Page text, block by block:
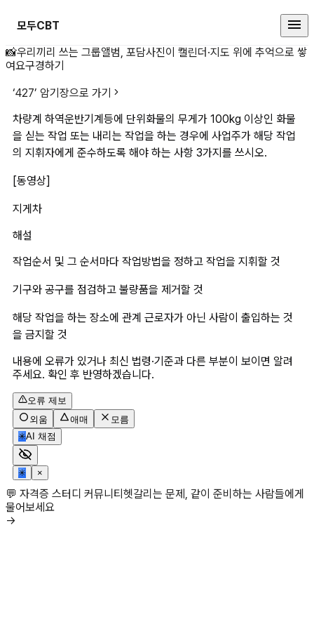
모두CBT
차량계 하역운반기계등에 단위화
📸우리끼리 쓰는 그룹앨범, 포담사진이 캘린더·지도 위에 추억으로 쌓
여요구경하기
‘427’ 암기장으로 가기
차량계 하역운반기계등에 단위화물의 무게가 100kg 이상인 화물
을 싣는 작업 또는 내리는 작업을 하는 경우에 사업주가 해당 작업
의 지휘자에게 준수하도록 해야 하는 사항 3가지를 쓰시오.
[동영상]
지게차
해설
작업순서 및 그 순서마다 작업방법을 정하고 작업을 지휘할 것
기구와 공구를 점검하고 불량품을 제거할 것
해당 작업을 하는 장소에 관계 근로자가 아닌 사람이 출입하는 것
을 금지할 것
내용에 오류가 있거나 최신 법령·기준과 다른 부분이 보이면 알려
주세요. 확인 후 반영하겠습니다.
오류 제보
외움
애매
모름
✳AI 채점
✳ ×
💬 자격증 스터디 커뮤니티헷갈리는 문제, 같이 준비하는 사람들에게
물어보세요
→